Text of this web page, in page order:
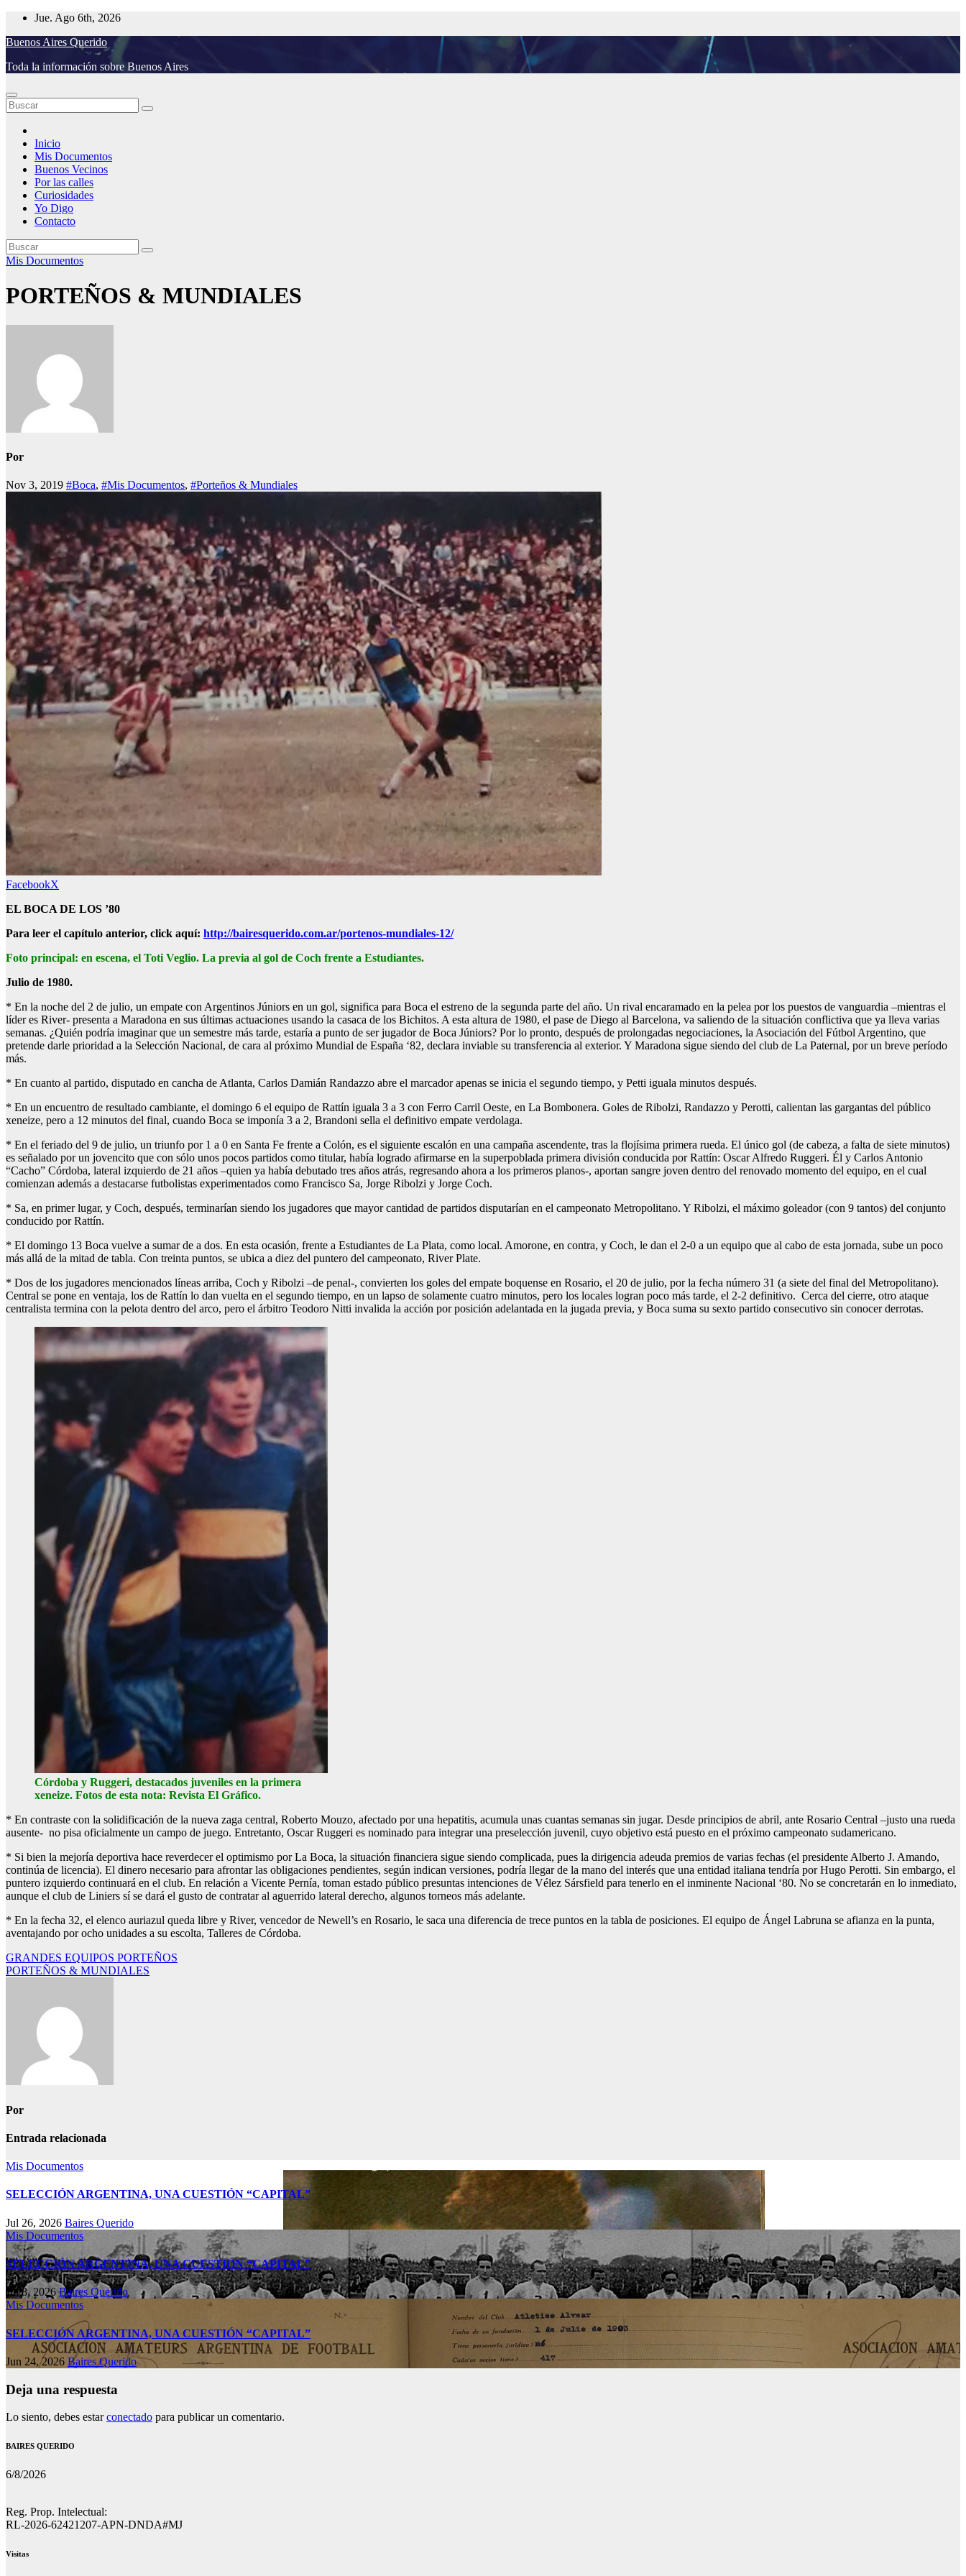
Saltar
contenido
Jue. Ago 6th, 2026
Buenos Aires Querido
Toda la información sobre Buenos Aires
Inicio
Mis Documentos
Buenos Vecinos
Por las calles
Curiosidades
Yo Digo
Contacto
Mis Documentos
PORTEÑOS & MUNDIALES
Por
Nov 3, 2019 #Boca, #Mis Documentos, #Porteños & Mundiales
FacebookX
EL BOCA DE LOS ’80
Para leer el capítulo anterior, click aquí: http://bairesquerido.com.ar/portenos-mundiales-12/
Foto principal: en escena, el Toti Veglio. La previa al gol de Coch frente a Estudiantes.
Julio de 1980.
* En la noche del 2 de julio, un empate con Argentinos Júniors en un gol, significa para Boca el estreno de la segunda parte del año. Un rival encaramado en la pelea por los puestos de vanguardia –mientras el
líder es River- presenta a Maradona en sus últimas actuaciones usando la casaca de los Bichitos. A esta altura de 1980, el pase de Diego al Barcelona, va saliendo de la situación conflictiva que ya lleva varias
semanas. ¿Quién podría imaginar que un semestre más tarde, estaría a punto de ser jugador de Boca Júniors? Por lo pronto, después de prolongadas negociaciones, la Asociación del Fútbol Argentino, que
pretende darle prioridad a la Selección Nacional, de cara al próximo Mundial de España ‘82, declara inviable su transferencia al exterior. Y Maradona sigue siendo del club de La Paternal, por un breve período
más.
* En cuanto al partido, disputado en cancha de Atlanta, Carlos Damián Randazzo abre el marcador apenas se inicia el segundo tiempo, y Petti iguala minutos después.
* En un encuentro de resultado cambiante, el domingo 6 el equipo de Rattín iguala 3 a 3 con Ferro Carril Oeste, en La Bombonera. Goles de Ribolzi, Randazzo y Perotti, calientan las gargantas del público
xeneize, pero a 12 minutos del final, cuando Boca se imponía 3 a 2, Brandoni sella el definitivo empate verdolaga.
* En el feriado del 9 de julio, un triunfo por 1 a 0 en Santa Fe frente a Colón, es el siguiente escalón en una campaña ascendente, tras la flojísima primera rueda. El único gol (de cabeza, a falta de siete minutos)
es señalado por un jovencito que con sólo unos pocos partidos como titular, había logrado afirmarse en la superpoblada primera división conducida por Rattín: Oscar Alfredo Ruggeri. Él y Carlos Antonio
“Cacho” Córdoba, lateral izquierdo de 21 años –quien ya había debutado tres años atrás, regresando ahora a los primeros planos-, aportan sangre joven dentro del renovado momento del equipo, en el cual
comienzan además a destacarse futbolistas experimentados como Francisco Sa, Jorge Ribolzi y Jorge Coch.
* Sa, en primer lugar, y Coch, después, terminarían siendo los jugadores que mayor cantidad de partidos disputarían en el campeonato Metropolitano. Y Ribolzi, el máximo goleador (con 9 tantos) del conjunto
conducido por Rattín.
* El domingo 13 Boca vuelve a sumar de a dos. En esta ocasión, frente a Estudiantes de La Plata, como local. Amorone, en contra, y Coch, le dan el 2-0 a un equipo que al cabo de esta jornada, sube un poco
más allá de la mitad de tabla. Con treinta puntos, se ubica a diez del puntero del campeonato, River Plate.
* Dos de los jugadores mencionados líneas arriba, Coch y Ribolzi –de penal-, convierten los goles del empate boquense en Rosario, el 20 de julio, por la fecha número 31 (a siete del final del Metropolitano).
Central se pone en ventaja, los de Rattín lo dan vuelta en el segundo tiempo, en un lapso de solamente cuatro minutos, pero los locales logran poco más tarde, el 2-2 definitivo. Cerca del cierre, otro ataque
centralista termina con la pelota dentro del arco, pero el árbitro Teodoro Nitti invalida la acción por posición adelantada en la jugada previa, y Boca suma su sexto partido consecutivo sin conocer derrotas.
Córdoba y Ruggeri, destacados juveniles en la primera
xeneize. Fotos de esta nota: Revista El Gráfico.
* En contraste con la solidificación de la nueva zaga central, Roberto Mouzo, afectado por una hepatitis, acumula unas cuantas semanas sin jugar. Desde principios de abril, ante Rosario Central –justo una rueda
ausente- no pisa oficialmente un campo de juego. Entretanto, Oscar Ruggeri es nominado para integrar una preselección juvenil, cuyo objetivo está puesto en el próximo campeonato sudamericano.
* Si bien la mejoría deportiva hace reverdecer el optimismo por La Boca, la situación financiera sigue siendo complicada, pues la dirigencia adeuda premios de varias fechas (el presidente Alberto J. Amando,
continúa de licencia). El dinero necesario para afrontar las obligaciones pendientes, según indican versiones, podría llegar de la mano del interés que una entidad italiana tendría por Hugo Perotti. Sin embargo, el
puntero izquierdo continuará en el club. En relación a Vicente Pernía, toman estado público presuntas intenciones de Vélez Sársfield para tenerlo en el inminente Nacional ‘80. No se concretarán en lo inmediato,
aunque el club de Liniers sí se dará el gusto de contratar al aguerrido lateral derecho, algunos torneos más adelante.
* En la fecha 32, el elenco auriazul queda libre y River, vencedor de Newell’s en Rosario, le saca una diferencia de trece puntos en la tabla de posiciones. El equipo de Ángel Labruna se afianza en la punta,
aventajando por ocho unidades a su escolta, Talleres de Córdoba.
Navegación
de
GRANDES EQUIPOS PORTEÑOS
PORTEÑOS & MUNDIALES
Por
Entrada relacionada
Mis Documentos
SELECCIÓN ARGENTINA, UNA CUESTIÓN “CAPITAL”
Jul 26, 2026 Baires Querido
Mis Documentos
SELECCIÓN ARGENTINA, UNA CUESTIÓN “CAPITAL”
Jul 8, 2026Baires Querido
Mis Documentos
SELECCIÓN ARGENTINA, UNA CUESTIÓN “CAPITAL”
Jun 24, 2026 Baires Querido
Deja una respuesta
Lo siento, debes estarconectado para publicar un comentario.
BAIRES QUERIDO
6/8/2026
Reg. Prop. Intelectual:
RL-2026-62421207-APN-DNDA#MJ
Visitas